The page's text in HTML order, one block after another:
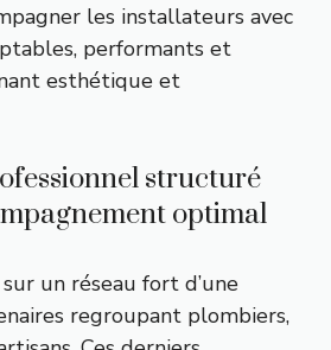
les installateurs avec
performants et
esthétique et
structuré
optimal
un réseau fort d’une
regroupant plombiers,